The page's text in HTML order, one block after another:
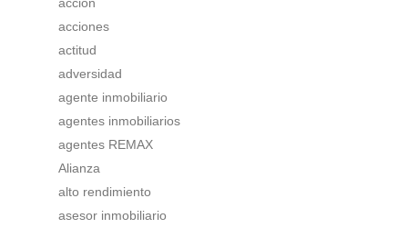
acciones
actitud
adversidad
agente inmobiliario
agentes inmobiliarios
agentes REMAX
Alianza
alto rendimiento
asesor inmobiliario